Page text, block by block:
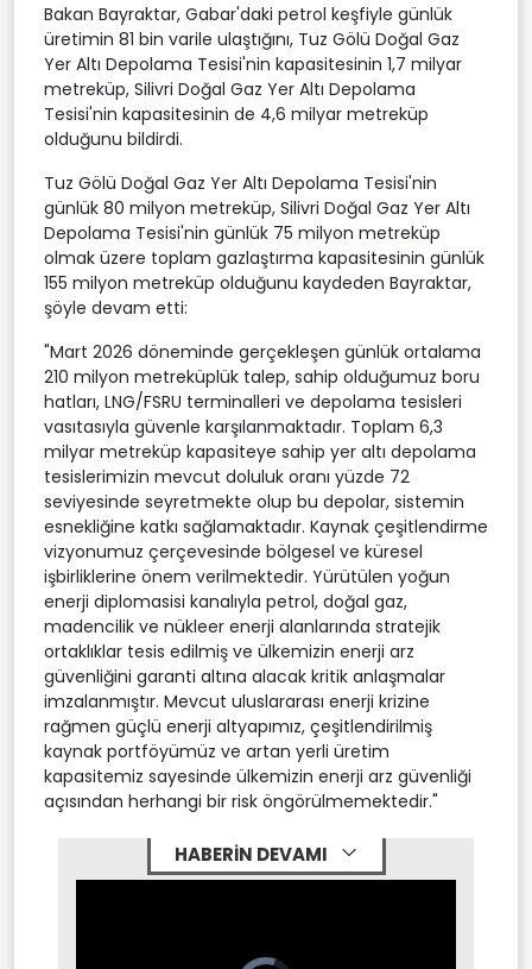
Bakan Bayraktar, Gabar'daki petrol keşfiyle günlük
üretimin 81 bin varile ulaştığını, Tuz Gölü Doğal Gaz
Yer Altı Depolama Tesisi'nin kapasitesinin 1,7 milyar
metreküp, Silivri Doğal Gaz Yer Altı Depolama
Tesisi'nin kapasitesinin de 4,6 milyar metreküp
olduğunu bildirdi.
Tuz Gölü Doğal Gaz Yer Altı Depolama Tesisi'nin
günlük 80 milyon metreküp, Silivri Doğal Gaz Yer Altı
Depolama Tesisi'nin günlük 75 milyon metreküp
olmak üzere toplam gazlaştırma kapasitesinin günlük
155 milyon metreküp olduğunu kaydeden Bayraktar,
şöyle devam etti:
"Mart 2026 döneminde gerçekleşen günlük ortalama
210 milyon metreküplük talep, sahip olduğumuz boru
hatları, LNG/FSRU terminalleri ve depolama tesisleri
vasıtasıyla güvenle karşılanmaktadır. Toplam 6,3
milyar metreküp kapasiteye sahip yer altı depolama
tesislerimizin mevcut doluluk oranı yüzde 72
seviyesinde seyretmekte olup bu depolar, sistemin
esnekliğine katkı sağlamaktadır. Kaynak çeşitlendirme
vizyonumuz çerçevesinde bölgesel ve küresel
işbirliklerine önem verilmektedir. Yürütülen yoğun
enerji diplomasisi kanalıyla petrol, doğal gaz,
madencilik ve nükleer enerji alanlarında stratejik
ortaklıklar tesis edilmiş ve ülkemizin enerji arz
güvenliğini garanti altına alacak kritik anlaşmalar
imzalanmıştır. Mevcut uluslararası enerji krizine
rağmen güçlü enerji altyapımız, çeşitlendirilmiş
kaynak portföyümüz ve artan yerli üretim
kapasitemiz sayesinde ülkemizin enerji arz güvenliği
açısından herhangi bir risk öngörülmemektedir."
HABERİN DEVAMI